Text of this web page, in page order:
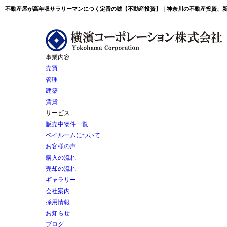
不動産屋が高年収サラリーマンにつく定番の嘘【不動産投資】｜神奈川の不動産投資、
事業内容
売買
管理
建築
賃貸
サービス
販売中物件一覧
ベイルームについて
お客様の声
購入の流れ
売却の流れ
ギャラリー
会社案内
採用情報
お知らせ
ブログ